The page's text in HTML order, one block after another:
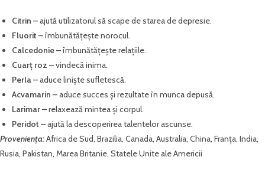
Citrin –ajută utilizatorul să scape de starea de depresie.
Fluorit –îmbunătățește norocul.
Calcedonie –îmbunătățește relațiile.
Cuarț roz –vindecă inima.
Perla –aduce liniște sufletescă.
Acvamarin –aduce succes și rezultate în munca depusă.
Larimar –relaxează mintea și corpul.
Peridot –ajută la descoperirea talentelor ascunse.
Proveniența:Africa de Sud, Brazilia, Canada, Australia, China, Franța, India,
Rusia, Pakistan, Marea Britanie, Statele Unite ale Americii